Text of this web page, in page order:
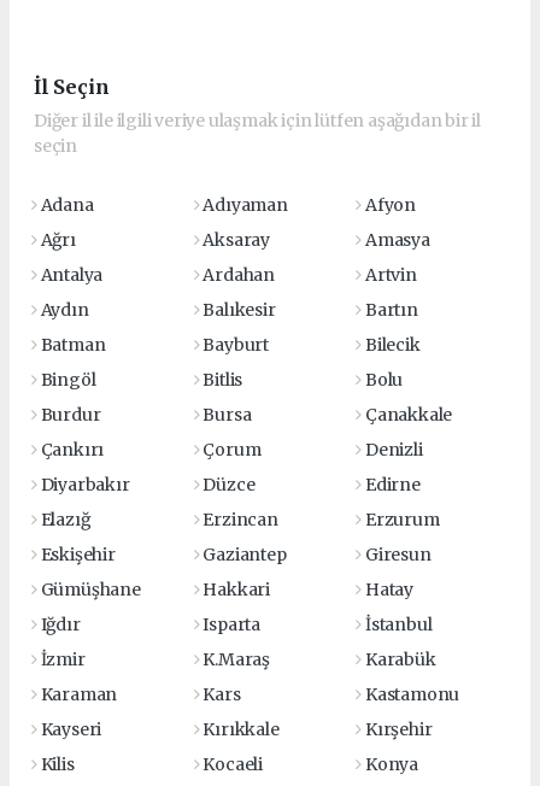
İl Seçin
Diğer il ile ilgili veriye ulaşmak için lütfen aşağıdan bir il
seçin
Adana Adıyaman
Afyon
Ağrı
Aksaray
Amasya
Antalya
Ardahan
Artvin
Aydın
Balıkesir
Bartın
Batman
Bayburt
Bilecik
Bingöl
Bitlis
Bolu
Burdur
Bursa
Çanakkale
Çankırı
Çorum
Denizli
Diyarbakır
Düzce
Edirne
Elazığ
Erzincan
Erzurum
Eskişehir
Gaziantep
Giresun
Gümüşhane
Hakkari
Hatay
Iğdır
Isparta
İstanbul
İzmir
K.Maraş
Karabük
Karaman
Kars
Kastamonu
Kayseri
Kırıkkale
Kırşehir
Kilis
Kocaeli
Konya